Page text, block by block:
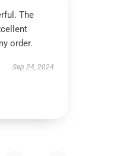
The
order.
Sep 24, 2024